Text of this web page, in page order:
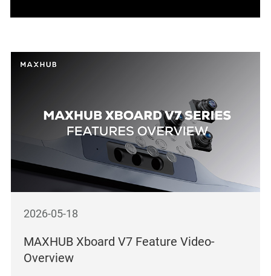
2026-05-18
MAXHUB Xboard V7 Feature Video-
Overview